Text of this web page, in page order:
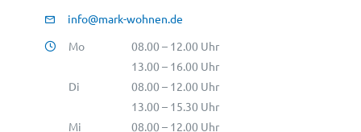
info@mark-wohnen.de
Mo
08.00 – 12.00 Uhr
13.00 – 16.00 Uhr
Di
08.00 – 12.00 Uhr
13.00 – 15.30 Uhr
Mi
08.00 – 12.00 Uhr